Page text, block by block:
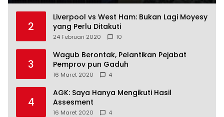
2
Liverpool vs West Ham: Bukan Lagi Moyesy
yang Perlu Ditakuti
24 Februari 2020 10
3
Wagub Berontak, Pelantikan Pejabat
Pemprov pun Gaduh
16 Maret 2020 4
4
AGK: Saya Hanya Mengikuti Hasil
Assesment
16 Maret 2020 4